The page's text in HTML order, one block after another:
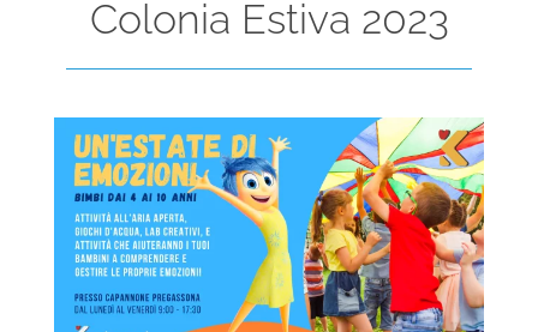
Colonia Estiva 2023